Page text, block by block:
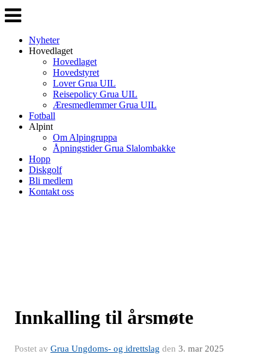
Veksle
navigasjon
Nyheter
Hovedlaget
Hovedlaget
Hovedstyret
Lover Grua UIL
Reisepolicy Grua UIL
Æresmedlemmer Grua UIL
Fotball
Alpint
Om Alpingruppa
Åpningstider Grua Slalombakke
Hopp
Diskgolf
Bli medlem
Kontakt oss
Innkalling til årsmøte
Postet av Grua Ungdoms- og idrettslag den 3. mar 2025